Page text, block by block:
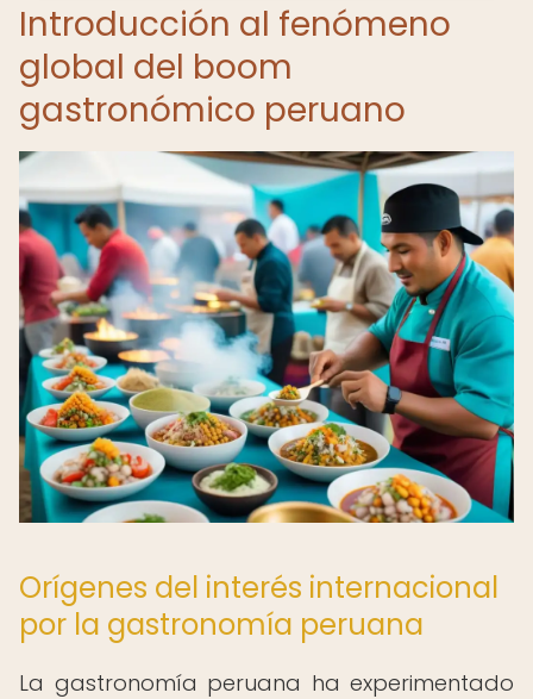
Introducción al fenómeno
global del boom
gastronómico peruano
Orígenes del interés internacional
por la gastronomía peruana
La gastronomía peruana ha experimentado